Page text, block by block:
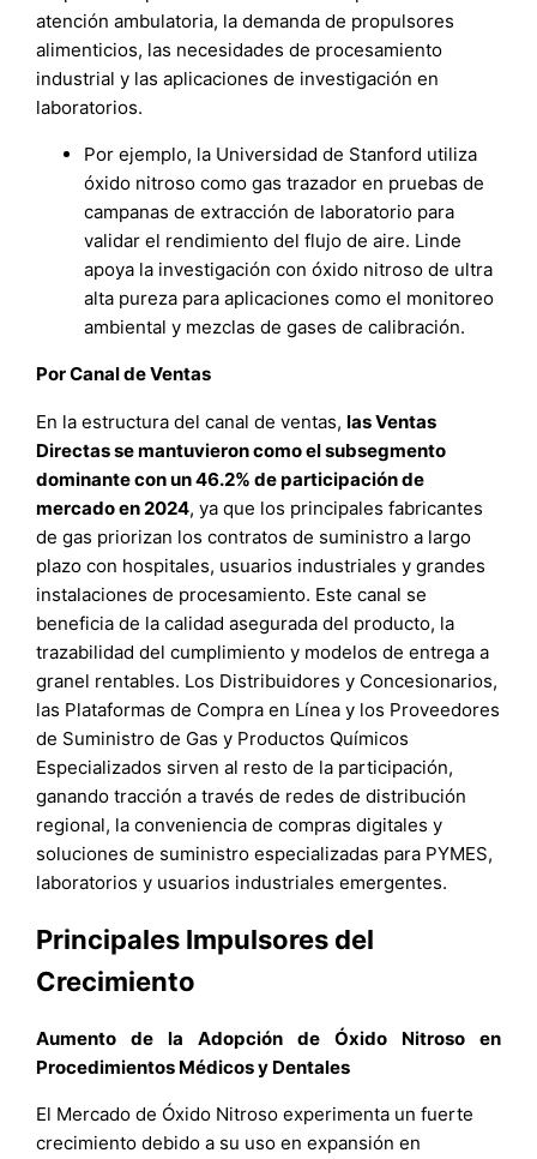
atención ambulatoria, la demanda de propulsores
alimenticios, las necesidades de procesamiento
industrial y las aplicaciones de investigación en
laboratorios.
Por ejemplo, la Universidad de Stanford utiliza
óxido nitroso como gas trazador en pruebas de
campanas de extracción de laboratorio para
validar el rendimiento del flujo de aire. Linde
apoya la investigación con óxido nitroso de ultra
alta pureza para aplicaciones como el monitoreo
ambiental y mezclas de gases de calibración.
Por Canal de Ventas
En la estructura del canal de ventas, las Ventas
Directas se mantuvieron como el subsegmento
dominante con un 46.2% de participación de
mercado en 2024, ya que los principales fabricantes
de gas priorizan los contratos de suministro a largo
plazo con hospitales, usuarios industriales y grandes
instalaciones de procesamiento. Este canal se
beneficia de la calidad asegurada del producto, la
trazabilidad del cumplimiento y modelos de entrega a
granel rentables. Los Distribuidores y Concesionarios,
las Plataformas de Compra en Línea y los Proveedores
de Suministro de Gas y Productos Químicos
Especializados sirven al resto de la participación,
ganando tracción a través de redes de distribución
regional, la conveniencia de compras digitales y
soluciones de suministro especializadas para PYMES,
laboratorios y usuarios industriales emergentes.
Principales Impulsores del
Crecimiento
Aumento de la Adopción de Óxido Nitroso en
Procedimientos Médicos y Dentales
El Mercado de Óxido Nitroso experimenta un fuerte
crecimiento debido a su uso en expansión en